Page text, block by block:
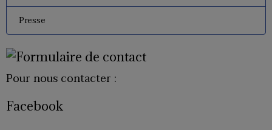
Presse
Pour nous contacter :
Facebook